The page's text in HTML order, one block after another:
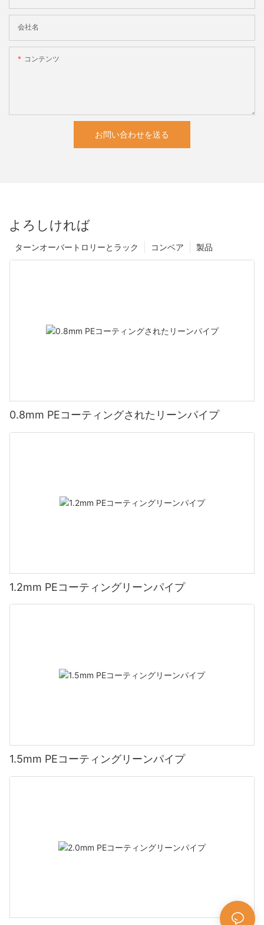
会社名
コンテンツ
お問い合わせを送る
よろしければ
製品
コンベア
ターンオーバートロリーとラック
0.8mm PEコーティングされたリーンパイプ
1.2mm PEコーティングリーンパイプ
1.5mm PEコーティングリーンパイプ